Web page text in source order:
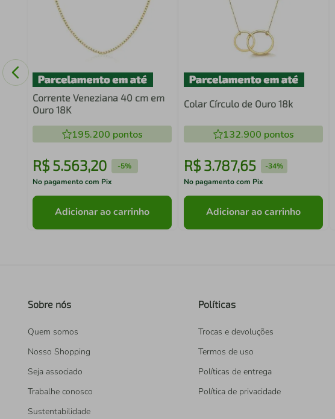
Corrente Veneziana 40 cm em
Ouro 18K
195.200 pontos
R$ 5.563,20 -5%
No pagamento com Pix
Adicionar ao carrinho
Colar Círculo de Ouro 18k
132.900 pontos
R$ 3.787,65 -34%
No pagamento com Pix
Adicionar ao carrinho
Sobre nós
Quem somos
Nosso Shopping
Seja associado
Trabalhe conosco
Sustentabilidade
Políticas
Trocas e devoluções
Termos de uso
Políticas de entrega
Política de privacidade